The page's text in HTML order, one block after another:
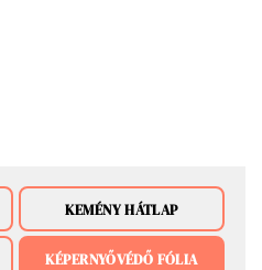
KEMÉNY HÁTLAP
KÉPERNYŐVÉDŐ FÓLIA